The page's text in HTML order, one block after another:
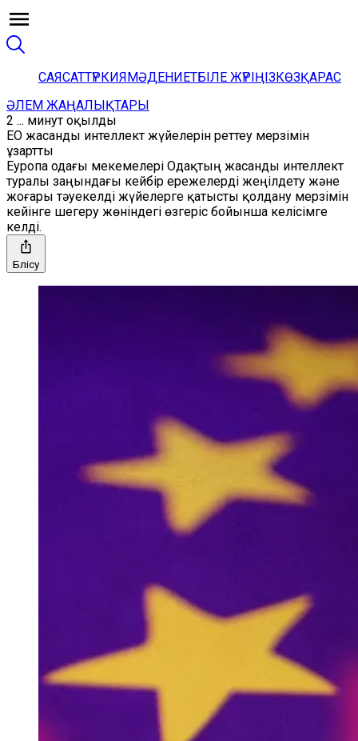
САЯСАТТҮРКИЯМӘДЕНИЕТБІЛЕ ЖҮРІҢІЗКӨЗҚАРАС
ӘЛЕМ ЖАҢАЛЫҚТАРЫ
2 ... минут оқылды
ЕО жасанды интеллект жүйелерін реттеу мерзімін
ұзартты
Еуропа одағы мекемелері Одақтың жасанды интеллект
туралы заңындағы кейбір ережелерді жеңілдету және
жоғары тәуекелді жүйелерге қатысты қолдану мерзімін
кейінге шегеру жөніндегі өзгеріс бойынша келісімге
келді.
Бөлісу